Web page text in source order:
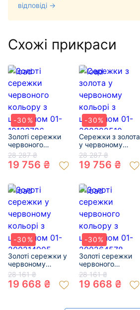
відповіді →
Схожі прикраси
-30%
Золоті сережки
червоного
кольору з
цирконом 01-
19133786
28 287 ₴
19 756 ₴
-30%
Сережки з золота
у червоному
кольорі з
цирконом 01-
200382510
28 287 ₴
19 756 ₴
-30%
Золоті сережки у
червоному
кольорі з
цирконом 01-
200214905
28 161 ₴
19 668 ₴
-30%
Золоті сережки
червоного
кольору з
цирконом 01-
200264578
28 161 ₴
19 668 ₴